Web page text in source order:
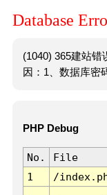
Database
(1040) 365建站
因：1、数据库密
PHP Debug
No. File
1
/